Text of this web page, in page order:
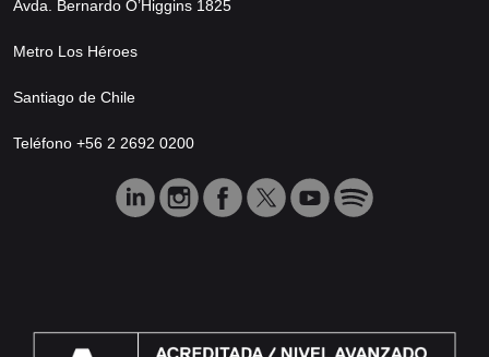
Avda. Bernardo O’Higgins 1825
Metro Los Héroes
Santiago de Chile
Teléfono +56 2 2692 0200